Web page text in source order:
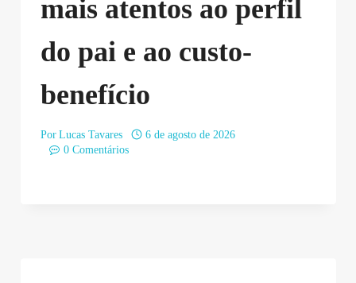
mais atentos ao perfil
do pai e ao custo-
benefício
Por Lucas Tavares
6 de agosto de 2026
0 Comentários